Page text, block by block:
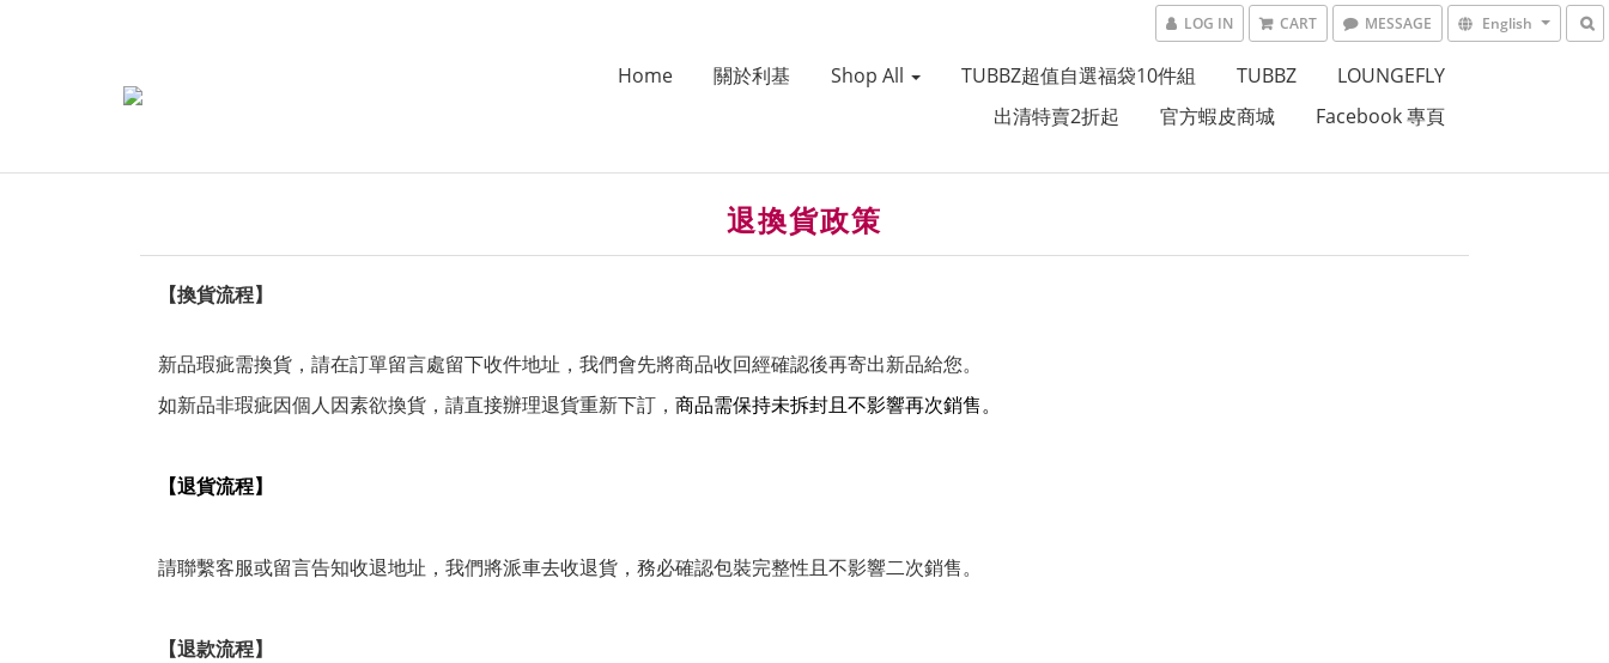
LOG IN CART MESSAGE English
Home 關於利基 Shop All TUBBZ超值自選福袋10件組 TUBBZ
LOUNGEFLY
出清特賣2折起
官方蝦皮商城 Facebook 專頁
退換貨政策
【換貨流程】
新品瑕疵需換貨，請在訂單留言處留下收件地址，我們會先將商品收回經確認後再寄出新品給您。
如新品非瑕疵因個人因素欲換貨，請直接辦理退貨重新下訂， 商品需保持未拆封且不影響再次銷售。
【退貨流程】
請聯繫客服或留言告知收退地址，我們將派車去收退貨，務必確認包裝完整性且不影響二次銷售。
【退款流程】